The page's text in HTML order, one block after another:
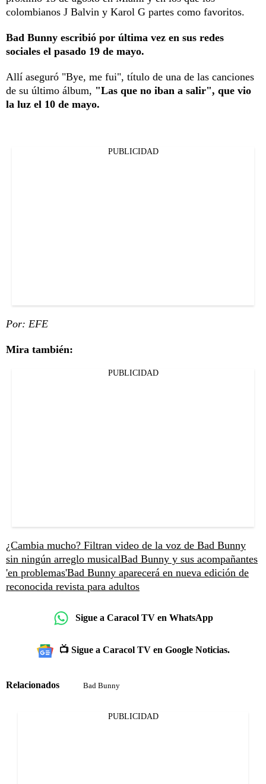
colombianos J Balvin y Karol G partes como favoritos.
Bad Bunny escribió por última vez en sus redes
sociales el pasado 19 de mayo.
Allí aseguró "Bye, me fui", título de una de las canciones
de su último álbum, "Las que no iban a salir", que vio
la luz el 10 de mayo.
PUBLICIDAD
Por: EFE
Mira también:
PUBLICIDAD
¿Cambia mucho? Filtran video de la voz de Bad Bunny
sin ningún arreglo musicalBad Bunny y sus acompañantes
'en problemas'Bad Bunny aparecerá en nueva edición de
reconocida revista para adultos
Sigue a Caracol TV en WhatsApp
📺 Sigue a Caracol TV en Google Noticias.
Relacionados Bad Bunny
PUBLICIDAD